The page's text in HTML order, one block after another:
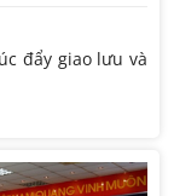
đẩy giao lưu và